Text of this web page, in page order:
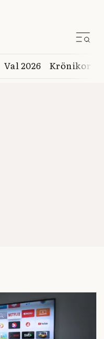
Val 2026 Krönikor